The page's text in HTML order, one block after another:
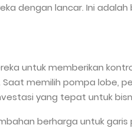
dengan lancar. Ini
untuk memberikan
Saat memilih pompa lobe,
yang tepat untuk
berharga untuk garis